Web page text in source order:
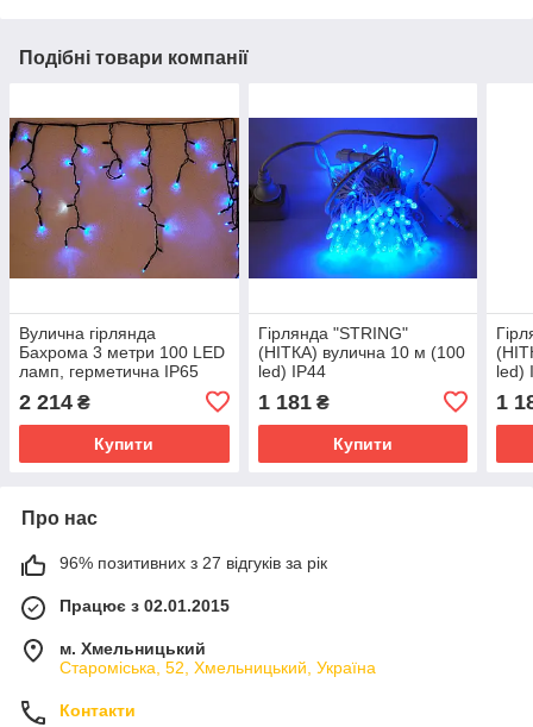
Подібні товари компанії
Вулична гірлянда
Бахрома 3 метри 100 LED
ламп, герметична IP65
2 214 ₴
Купити
Гірлянда "STRING"
(НІТКА) вулична 10 м (100
led) IP44
1 181₴
Купити
led)
1
Про нас
96% позитивних з 27 відгуків за рік
Працює з 02.01.2015
м. Хмельницький
Староміська, 52, Хмельницький, Україна
Контакти